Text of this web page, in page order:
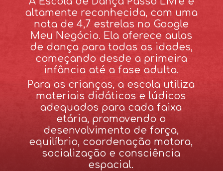
altamente reconhecida, com uma
nota de 4,7 estrelas no Google
Meu Negócio. Ela oferece aulas
de dança para todas as idades,
começando desde a primeira
infância até a fase adulta.
Para as crianças, a escola utiliza
materiais didáticos e lúdicos
adequados para cada faixa
etária, promovendo o
desenvolvimento de força,
equilíbrio, coordenação motora,
socialização e consciência
espacial.